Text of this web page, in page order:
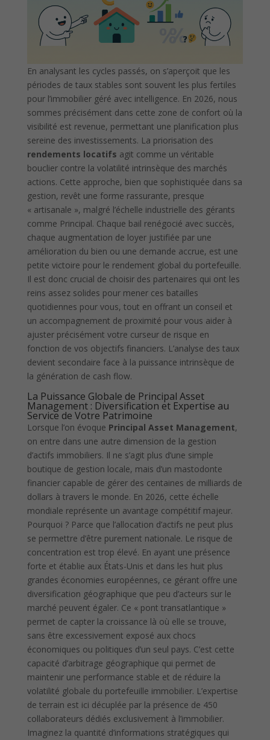
En analysant les cycles passés, on s’aperçoit que les
périodes de taux stables sont souvent les plus fertiles
pour l’immobilier géré avec intelligence. En 2026, nous
sommes précisément dans cette zone de confort où la
visibilité est revenue, permettant une planification plus
sereine des investissements. La priorisation des
rendements locatifs agit comme un véritable
bouclier contre la volatilité intrinsèque des marchés
actions. Cette approche, bien que sophistiquée dans sa
gestion, revêt une forme rassurante, presque
« artisanale », malgré l’échelle industrielle des gérants
comme Principal. Chaque bail renégocié avec succès,
chaque augmentation de loyer justifiée par une
amélioration du bien ou une demande accrue, est une
petite victoire pour le rendement global du portefeuille.
Il est donc crucial de choisir des partenaires qui ont les
reins assez solides pour mener ces batailles
quotidiennes pour vous, tout en offrant un conseil et
un accompagnement de proximité pour vous aider à
ajuster précisément votre curseur de risque en
fonction de vos objectifs financiers. L’analyse des taux
devient secondaire face à la puissance intrinsèque de
la génération de cash flow.
La Puissance Globale de Principal Asset
Management : Diversification et Expertise au
Service de Votre Patrimoine
Lorsque l’on évoque Principal Asset Management,
on entre dans une autre dimension de la gestion
d’actifs immobiliers. Il ne s’agit plus d’une simple
boutique de gestion locale, mais d’un mastodonte
financier capable de gérer des centaines de milliards de
dollars à travers le monde. En 2026, cette échelle
mondiale représente un avantage compétitif majeur.
Pourquoi ? Parce que l’allocation d’actifs ne peut plus
se permettre d’être purement nationale. Le risque de
concentration est trop élevé. En ayant une présence
forte et établie aux États-Unis et dans les huit plus
grandes économies européennes, ce gérant offre une
diversification géographique que peu d’acteurs sur le
marché peuvent égaler. Ce « pont transatlantique »
permet de capter la croissance là où elle se trouve,
sans être excessivement exposé aux chocs
économiques ou politiques d’un seul pays. C’est cette
capacité d’arbitrage géographique qui permet de
maintenir une performance stable et de réduire la
volatilité globale du portefeuille immobilier. L’expertise
de terrain est ici décuplée par la présence de 450
collaborateurs dédiés exclusivement à l’immobilier.
Imaginez la quantité d’informations stratégiques qui